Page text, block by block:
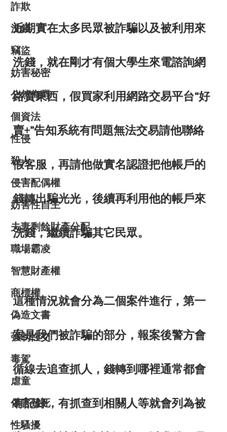
詐欺
洗錢
竊盜
妨害秘密
公然侮辱
個資法
性侵
殺人
侵害配偶權
妨害性自主
夫妻剩餘財產分配
職場霸凌
智慧財產權
商標權
偽造文書
強制性交
毒駕
虐童
傷害致死
性騷擾
近期實在太多民眾被詐騙以及被利用來
洗錢，就在剛才有個大學生來電諮詢網
路賣東西，假買家利用網路交易平台“好
賣+”告知系統有問題無法交易請他聯絡
假客服，再請他做實名認證把他帳戶的
錢轉出騙光光，後續再利用他的帳戶來
洗錢，繼續詐騙其它民眾。
這種情況就會分為二個案件進行，第一
案是我們被詐騙的部分，報案後警方會
循線去追查抓人，錢轉到哪裡通常都會
有記錄，有抓查到相關人等就會列為被